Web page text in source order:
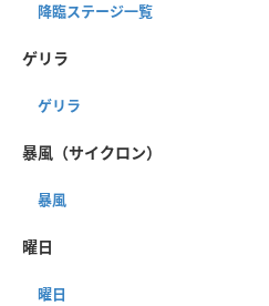
降臨ステージ一覧
ゲリラ
ゲリラ
暴風（サイクロン）
暴風
曜日
曜日